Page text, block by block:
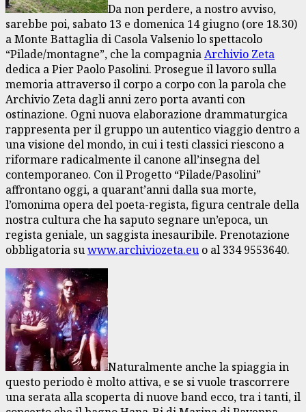
Da non perdere, a nostro avviso,
sarebbe poi, sabato 13 e domenica 14 giugno (ore 18.30)
a Monte Battaglia di Casola Valsenio lo spettacolo
“Pilade/montagne”, che la compagniaArchivio Zeta
dedica a Pier Paolo Pasolini. Prosegue il lavoro sulla
memoria attraverso il corpo a corpo con la parola che
Archivio Zeta dagli anni zero porta avanti con
ostinazione. Ogni nuova elaborazione drammaturgica
rappresenta per il gruppo un autentico viaggio dentro a
una visione del mondo, in cui i testi classici riescono a
riformare radicalmente il canone all’insegna del
contemporaneo. Con il Progetto “Pilade/Pasolini”
affrontano oggi, a quarant’anni dalla sua morte,
l’omonima opera del poeta-regista, figura centrale della
nostra cultura che ha saputo segnare un’epoca, un
regista geniale, un saggista inesauribile. Prenotazione
obbligatoria suwww.archiviozeta.eu o al 334 9553640.
Naturalmente anche la spiaggia in
questo periodo è molto attiva, e se si vuole trascorrere
una serata alla scoperta di nuove band ecco, tra i tanti, il